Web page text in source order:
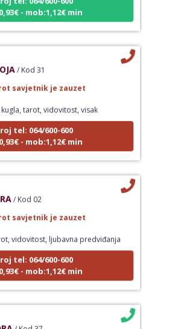
- mob:1,12€ min
/ Kod 31
savjetnik je zauzet
tarot, vidovitost, visak
tel: 064/600-600
- mob:1,12€ min
/ Kod 02
savjetnik je zauzet
vidovitost, ljubavna predviđanja
tel: 064/600-600
- mob:1,12€ min
/ Kod 37